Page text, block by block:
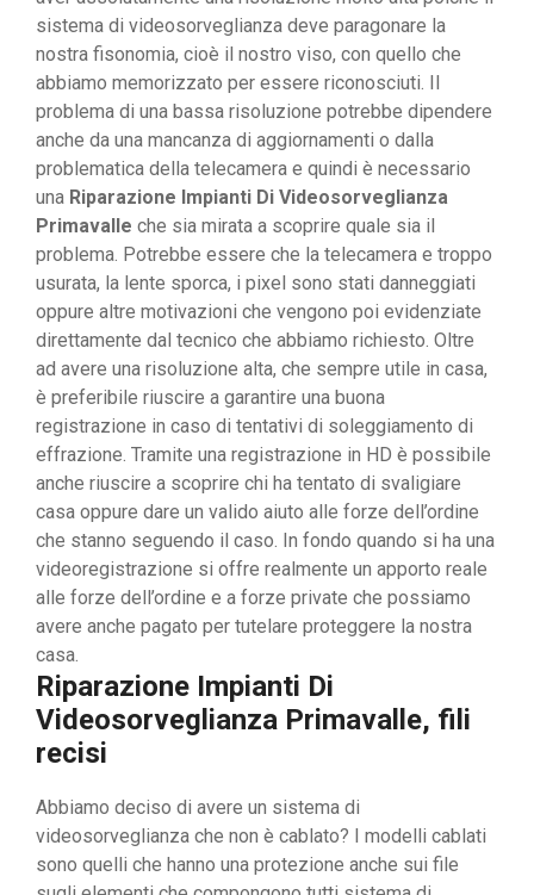
sistema di videosorveglianza deve paragonare la
nostra fisonomia, cioè il nostro viso, con quello che
abbiamo memorizzato per essere riconosciuti. Il
problema di una bassa risoluzione potrebbe dipendere
anche da una mancanza di aggiornamenti o dalla
problematica della telecamera e quindi è necessario
una Riparazione Impianti Di Videosorveglianza
Primavalle che sia mirata a scoprire quale sia il
problema. Potrebbe essere che la telecamera e troppo
usurata, la lente sporca, i pixel sono stati danneggiati
oppure altre motivazioni che vengono poi evidenziate
direttamente dal tecnico che abbiamo richiesto. Oltre
ad avere una risoluzione alta, che sempre utile in casa,
è preferibile riuscire a garantire una buona
registrazione in caso di tentativi di soleggiamento di
effrazione. Tramite una registrazione in HD è possibile
anche riuscire a scoprire chi ha tentato di svaligiare
casa oppure dare un valido aiuto alle forze dell’ordine
che stanno seguendo il caso. In fondo quando si ha una
videoregistrazione si offre realmente un apporto reale
alle forze dell’ordine e a forze private che possiamo
avere anche pagato per tutelare proteggere la nostra
casa.
Riparazione Impianti Di
Videosorveglianza Primavalle, fili
recisi
Abbiamo deciso di avere un sistema di
videosorveglianza che non è cablato? I modelli cablati
sono quelli che hanno una protezione anche sui file